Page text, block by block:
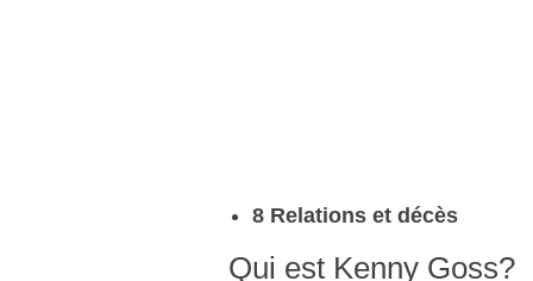
8 Relations et décès
Qui est Kenny Goss?